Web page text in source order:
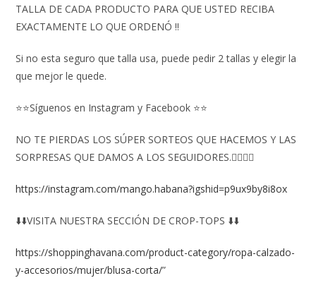
TALLA DE CADA PRODUCTO PARA QUE USTED RECIBA
EXACTAMENTE LO QUE ORDENÓ ‼️
Si no esta seguro que talla usa, puede pedir 2 tallas y elegir la
que mejor le quede.
⭐⭐Síguenos en Instagram y Facebook ⭐⭐
NO TE PIERDAS LOS SÚPER SORTEOS QUE HACEMOS Y LAS
SORPRESAS QUE DAMOS A LOS SEGUIDORES.👇🏻👇🏻
https://instagram.com/mango.habana?igshid=p9ux9by8i8ox
⬇️⬇️VISITA NUESTRA SECCIÓN DE CROP-TOPS ⬇️⬇️
https://shoppinghavana.com/product-category/ropa-calzado-
y-accesorios/mujer/blusa-corta/”